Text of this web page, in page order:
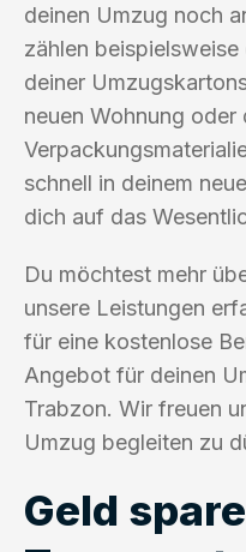
deinen Umzug noch
zählen
deiner
neuen Wohnung oder
schnell in deinem
dich auf das
Du möchtest mehr
unsere Leistungen
für eine kostenlose
Angebot für deinen
Trabzon. Wir freuen
Umzug begleiten zu
Geld